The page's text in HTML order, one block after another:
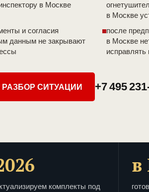
в Москве
в Москве
и согласия
данным не закрывают
после
в Москве
РАЗБОР СИТУАЦИИ +7 495
комплекты под
в